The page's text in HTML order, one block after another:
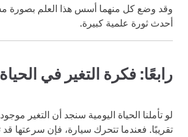
وقد وضع كل منهما أسس هذا العلم بصورة
أحدث ثورة علمية كبيرة.
رابعًا: فكرة التغير في الحياة
لو تأملنا الحياة اليومية سنجد أن التغير
تقريبًا. فعندما تتحرك سيارة، فإن سرعتها قد